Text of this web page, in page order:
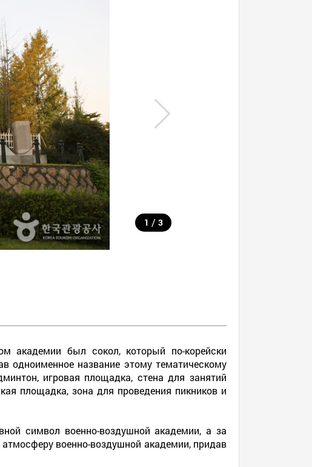
1 / 3
академии был сокол, который по-корейски
одноименное название этому тематическому
игровая площадка, стена для занятий
площадка, зона для проведения пикников и
символ военно-воздушной академии, а за
военно-воздушной академии, придав